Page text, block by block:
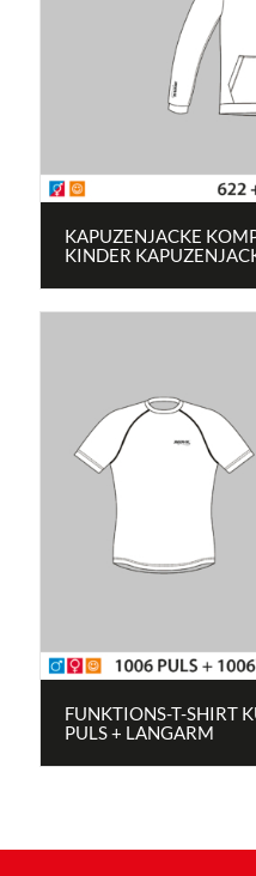
KAPUZENJACKE
KINDER
FUNKTIONS-T-SHIRT
PULS + LANGARM